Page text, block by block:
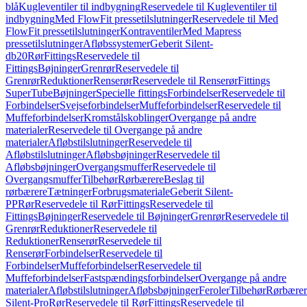
blåKugleventiler til indbygningReservedele til Kugleventiler til
indbygningMed FlowFit pressetilslutningerReservedele til Med
FlowFit pressetilslutningerKontraventilerMed Mapress
pressetilslutningerAfløbssystemerGeberit Silent-
db20RørFittingsReservedele til
FittingsBøjningerGrenrørReservedele til
GrenrørReduktionerRenserørReservedele til RenserørFittings
SuperTubeBøjningerSpecielle fittingsForbindelserReservedele til
ForbindelserSvejseforbindelserMuffeforbindelserReservedele til
MuffeforbindelserKromstålskoblingerOvergange på andre
materialerReservedele til Overgange på andre
materialerAfløbstilslutningerReservedele til
AfløbstilslutningerAfløbsbøjningerReservedele til
AfløbsbøjningerOvergangsmufferReservedele til
OvergangsmufferTilbehørRørbærereBeslag til
rørbærereTætningerForbrugsmaterialeGeberit Silent-
PPRørReservedele til RørFittingsReservedele til
FittingsBøjningerReservedele til BøjningerGrenrørReservedele til
GrenrørReduktionerReservedele til
ReduktionerRenserørReservedele til
RenserørForbindelserReservedele til
ForbindelserMuffeforbindelserReservedele til
MuffeforbindelserFastspændingsforbindelserOvergange på andre
materialerAfløbstilslutningerAfløbsbøjningerFerolerTilbehør
Silent-ProRørReservedele til RørFittingsReservedele til